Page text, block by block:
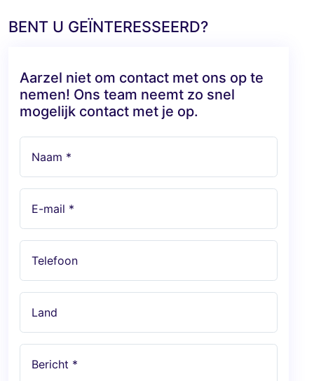
BENT U GEÏNTERESSEERD?
Aarzel niet om contact met ons op te
nemen! Ons team neemt zo snel
mogelijk contact met je op.
Naam *
E-mail *
Telefoon
Land
Bericht *